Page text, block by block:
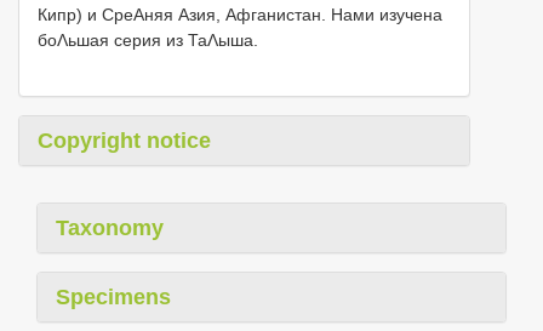
Кипр) и СреΑняя Азия, Афганистан. Нами изучена
боΛьшая серия из ТаΛыша.
Copyright notice
Taxonomy
Specimens